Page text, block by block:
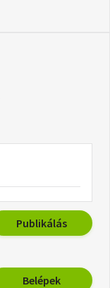
Publikálás
Belépek